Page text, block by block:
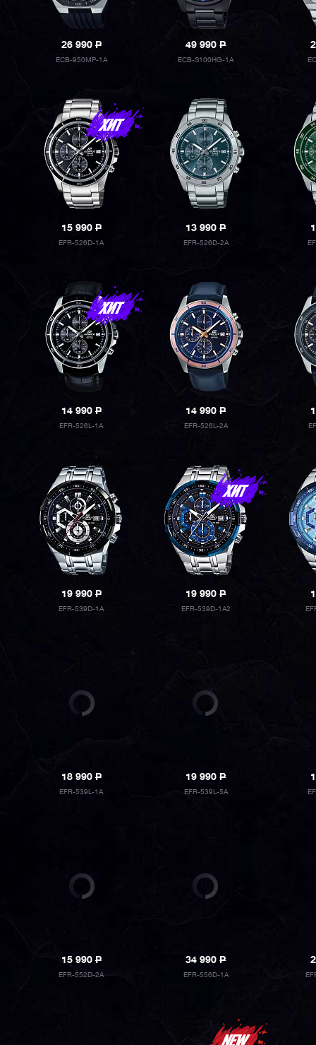
26 990P
ECB-950MP-1A
49 990P
ECB-S100HG-1A
15 990P
EFR-526D-1A
13 990P
EFR-526D-2A
14 990P
EFR-526L-1A
14 990P
EFR-526L-2A
19 990P
EFR-539D-1A
19 990P
EFR-539D-1A2
18 990P
EFR-539L-1A
19 990P
EFR-539L-5A
15 990P
EFR-552D-2A
34 990P
EFR-556D-1A